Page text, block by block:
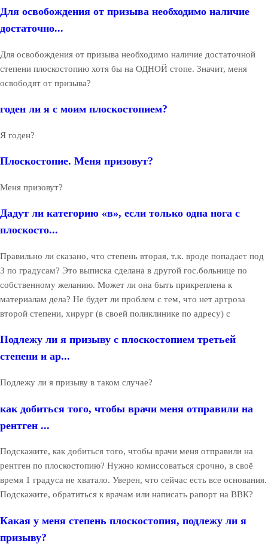
Для освобождения от призыва необходимо наличие
достаточно...
Для освобождения от призыва необходимо наличие достаточной
степени плоскостопию хотя бы на ОДНОЙ стопе. Значит, меня
освободят от призыва?
годен ли я с моим плоскостопием?
Я годен?
Плоскостопие. Меня призовут?
Меня призовут?
Дадут ли категорию «в», если только одна нога с
плоскосто...
Правильно ли сказано, что степень вторая, т.к. вроде попадает под
3 по градусам? Это выписка сделана в другой гос.больнице по
собственному желанию. Может ли она быть прикреплена к
материалам дела? Не будет ли проблем с тем, что нет артроза
второй степени, хирург (в своей поликлинике по адресу) с
Подлежу ли я призыву с плоскостопием третьей
степени и ар...
Подлежу ли я призыву в таком случае?
как добиться того, чтобы врачи меня отправили на
рентген ...
Подскажите, как добиться того, чтобы врачи меня отправили на
рентген по плоскостопию? Нужно комиссоваться срочно, в своё
время 1 градуса не хватало. Уверен, что сейчас есть все основания.
Подскажите, обратиться к врачам или написать рапорт на ВВК?
Какая у меня степень плоскостопия, подлежу ли я
призыву?